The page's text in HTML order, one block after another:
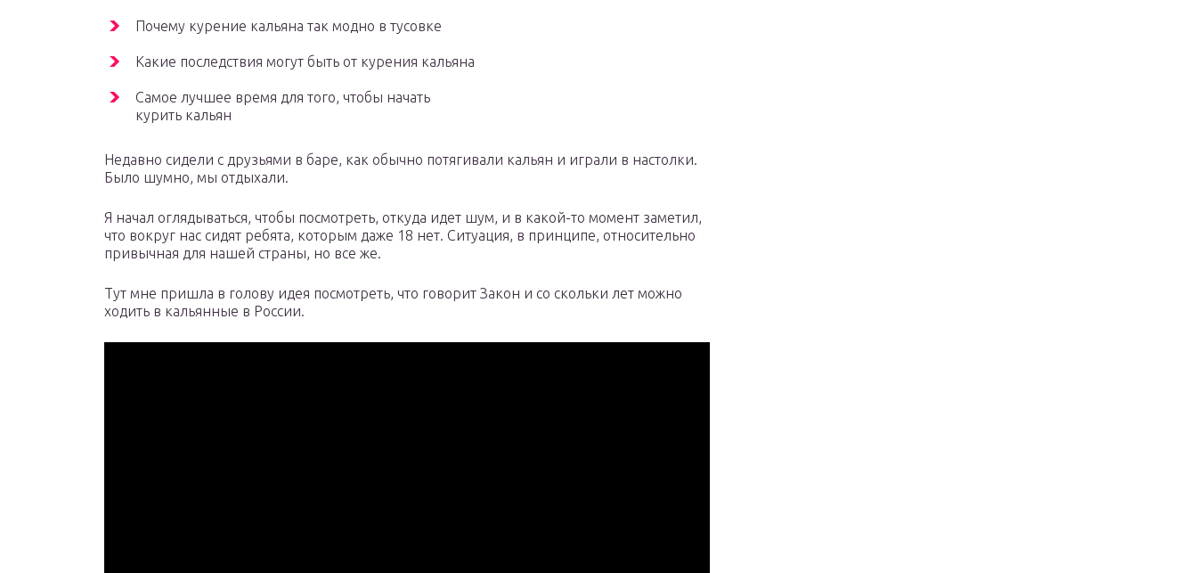
Почему курение кальяна так модно в тусовке
Какие последствия могут быть от курения кальяна
Самое лучшее время для того, чтобы начать
курить кальян
Недавно сидели с друзьями в баре, как обычно потягивали кальян и играли в настолки.
Было шумно, мы отдыхали.
Я начал оглядываться, чтобы посмотреть, откуда идет шум, и в какой-то момент заметил,
что вокруг нас сидят ребята, которым даже 18 нет. Ситуация, в принципе, относительно
привычная для нашей страны, но все же.
Тут мне пришла в голову идея посмотреть, что говорит Закон и со скольки лет можно
ходить в кальянные в России.